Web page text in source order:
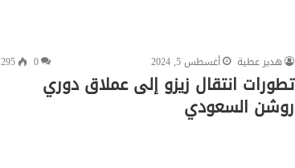
هدير عطية أغسطس 5, 2024 0
295
تطورات انتقال زيزو إلى عملاق دوري
روشن السعودي